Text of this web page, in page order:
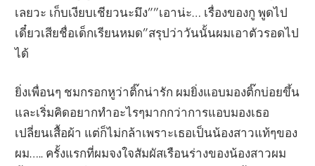
เลยวะ เก็บเงียบเชียวนะมึง””เอาน่ะ… เรื่องของกู พูดไป
เดี๋ยวเสียชื่อเด็กเรียนหมด”สรุปว่าวันนั้นผมเอาตัวรอดไป
ได้
ยิ่งเพื่อนๆ ชมกรอกหูว่าติ๊กน่ารัก ผมยิ่งแอบมองติ๊กบ่อยขึ้น
และเริ่มคิดอยากทำอะไรๆมากกว่าการแอบมองเธอ
เปลี่ยนเสื้อผ้า แต่ก็ไม่กล้าเพราะเธอเป็นน้องสาวแท้ๆของ
ผม….. ครั้งแรกที่ผมจงใจสัมผัสเรือนร่างของน้องสาวผม